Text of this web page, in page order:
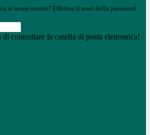
al nome utente? Effettua il reset della password
controllare la casella di posta elettronica!